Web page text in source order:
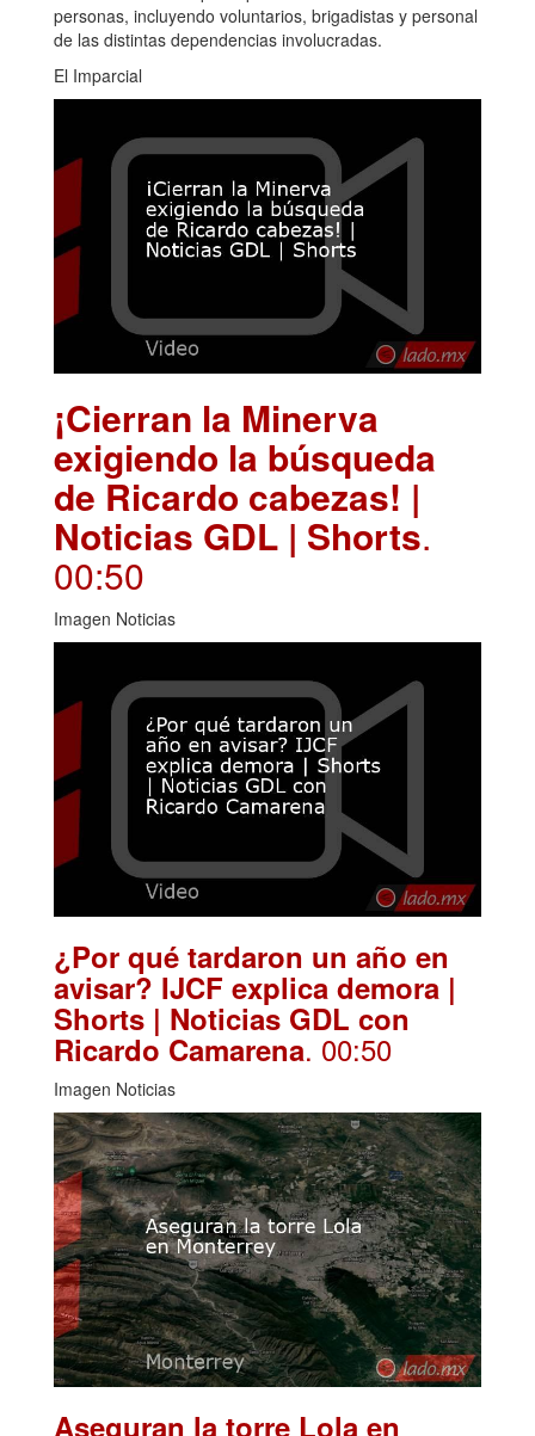
personas, incluyendo voluntarios, brigadistas y personal
de las distintas dependencias involucradas.
El Imparcial
¡Cierran la Minerva
exigiendo la búsqueda
de Ricardo cabezas! |
Noticias GDL | Shorts.
00:50
Imagen Noticias
¿Por qué tardaron un año en
avisar? IJCF explica demora |
Shorts | Noticias GDL con
Ricardo Camarena. 00:50
Imagen Noticias
Aseguran la torre Lola en